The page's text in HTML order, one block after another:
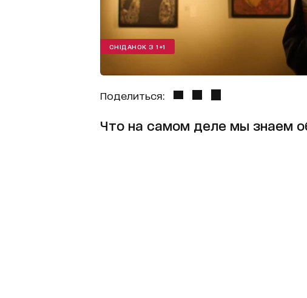
СНІДАНОК З 1+1
Поделиться:
Что на самом деле мы знаем